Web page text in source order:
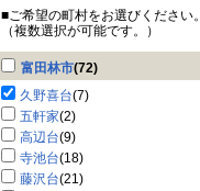
■ご希望の町村をお選びください。
（複数選択が可能です。）
富田林市(72)
久野喜台(7)
五軒家(2)
高辺台(9)
寺池台(18)
藤沢台(21)